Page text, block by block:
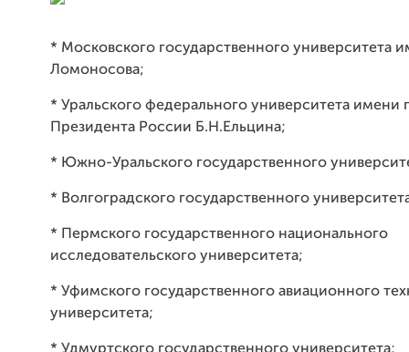
* Московского государственного университета
Ломоносова;
* Уральского федерального университета имени
Президента России Б.Н.Ельцина;
* Южно-Уральского государственного
* Волгоградского государственного
* Пермского государственного национального
исследовательского университета;
* Уфимского государственного авиационного
университета;